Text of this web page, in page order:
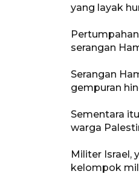
yang layak
serangan
Serangan
gempuran
Sementara
warga
Militer Israel,
kelompok